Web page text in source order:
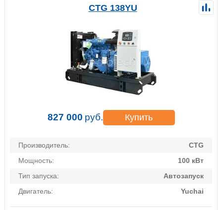
CTG 138YU
827 000 руб. Купить
Производитель:
CTG
Мощность:
100 кВт
Тип запуска:
Автозапуск
Двигатель:
Yuchai